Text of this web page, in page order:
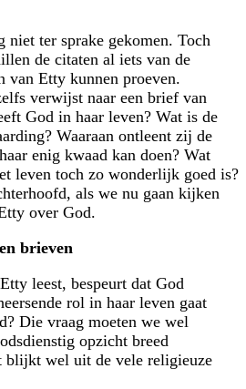
niet ter sprake gekomen. Toch
de citaten al iets van de
van Etty kunnen proeven.
verwijst naar een brief van
God in haar leven? Wat is de
Waaraan ontleent zij de
enig kwaad kan doen? Wat
leven toch zo wonderlijk goed is?
als we nu gaan kijken
over God.
brieven
leest, bespeurt dat God
rol in haar leven gaat
Die vraag moeten we wel
opzicht breed
blijkt wel uit de vele religieuze